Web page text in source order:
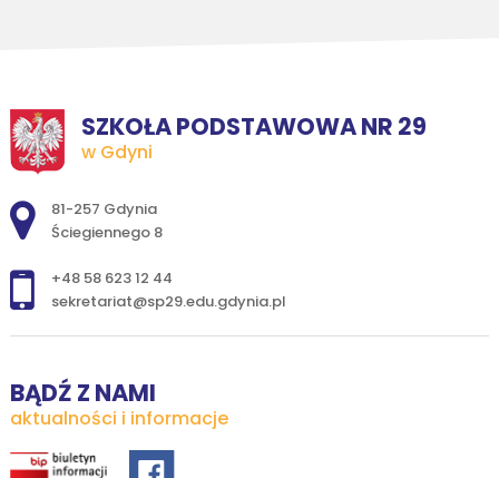
SZKOŁA PODSTAWOWA NR 29
w Gdyni
Adres pocztowy:
81-257 Gdynia
Ściegiennego 8
+48 58 623 12 44
sekretariat@sp29.edu.gdynia.pl
BĄDŹ Z NAMI
aktualności i informacje